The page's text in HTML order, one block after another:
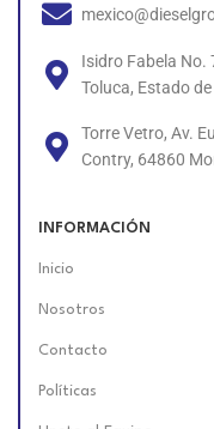
Isidro Fabela No.
Toluca, Estado
Torre Vetro, Av.
Contry, 64860
INFORMACIÓN
Inicio
Nosotros
Contacto
Políticas